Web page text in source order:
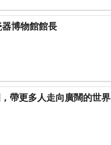
後，想當瓷器博物館館長
的直銷新貴 鈦澤 吳筱薇 離開校園，帶更多人走向廣闊的世界